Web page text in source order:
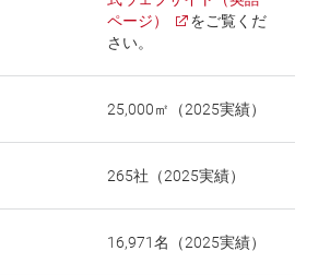
ページ）
をご覧くだ
さい。
25,000㎡（2025実績）
265社（2025実績）
16,971名（2025実績）